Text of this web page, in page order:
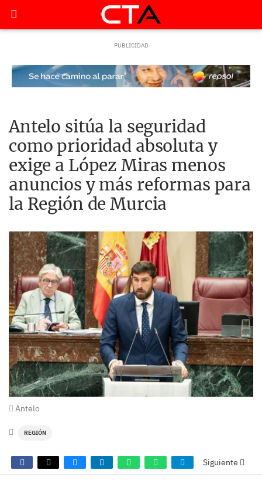
Antelo sitúa la seguridad
como prioridad absoluta y
exige a López Miras menos
anuncios y más reformas para
la Región de Murcia
Antelo
REGIÓN
Siguiente